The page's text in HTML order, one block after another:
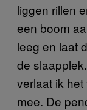
liggen rillen
een boom
leeg en laat
de
verlaat ik
mee. De